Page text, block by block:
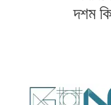
দশম